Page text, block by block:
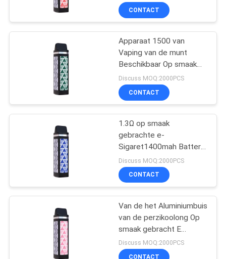
CONTACT
Apparaat 1500 van
Vaping van de munt
Beschikbaar Op smaak
gebracht E Sigaret
Rookwolken1200mah
Batterij
Discuss MOQ:2000PCS
CONTACT
1.3Ω op smaak
gebrachte e-
Sigaret1400mah Batterij
1500 Rookwolken
Beschikbare Vape
Discuss MOQ:2000PCS
CONTACT
Van de het Aluminiumbuis
van de perzikoolong Op
smaak gebracht E
Sigaret Beschikbaar
Draagbaar de
Discuss MOQ:2000PCS
CONTACT